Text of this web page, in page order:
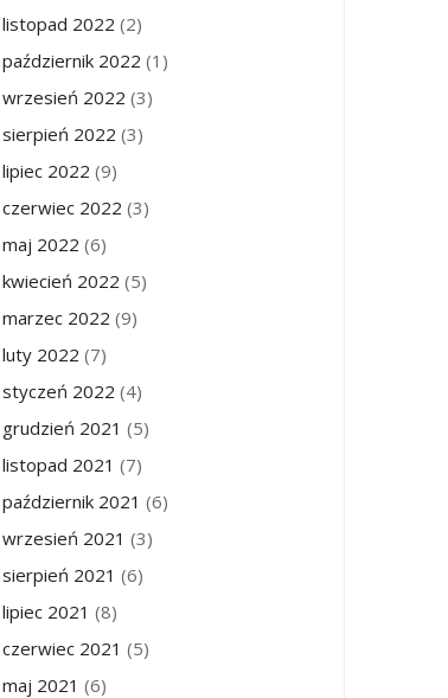
listopad 2022 (2)
październik 2022 (1)
wrzesień 2022 (3)
sierpień 2022 (3)
lipiec 2022 (9)
czerwiec 2022 (3)
maj 2022 (6)
kwiecień 2022 (5)
marzec 2022 (9)
luty 2022 (7)
styczeń 2022 (4)
grudzień 2021 (5)
listopad 2021 (7)
październik 2021 (6)
wrzesień 2021 (3)
sierpień 2021 (6)
lipiec 2021 (8)
czerwiec 2021 (5)
maj 2021 (6)